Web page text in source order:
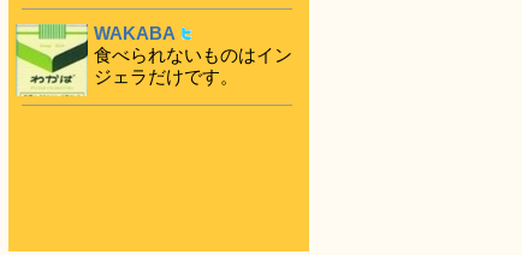
WAKABA
食べられないものはイン
ジェラだけです。